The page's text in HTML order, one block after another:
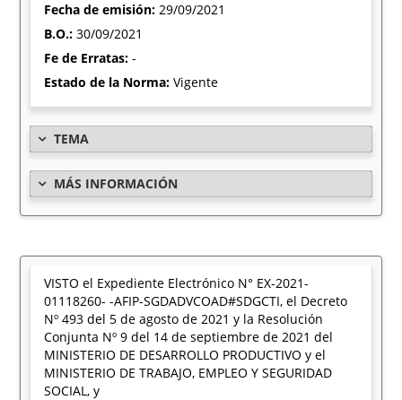
Fecha de emisión:29/09/2021
B.O.:30/09/2021
Fe de Erratas:-
Estado de la Norma:Vigente
TEMA
MÁS INFORMACIÓN
VISTO el Expediente Electrónico N° EX-2021-
01118260- -AFIP-SGDADVCOAD#SDGCTI, el Decreto
Nº 493 del 5 de agosto de 2021 y la Resolución
Conjunta Nº 9 del 14 de septiembre de 2021 del
MINISTERIO DE DESARROLLO PRODUCTIVO y el
MINISTERIO DE TRABAJO, EMPLEO Y SEGURIDAD
SOCIAL, y